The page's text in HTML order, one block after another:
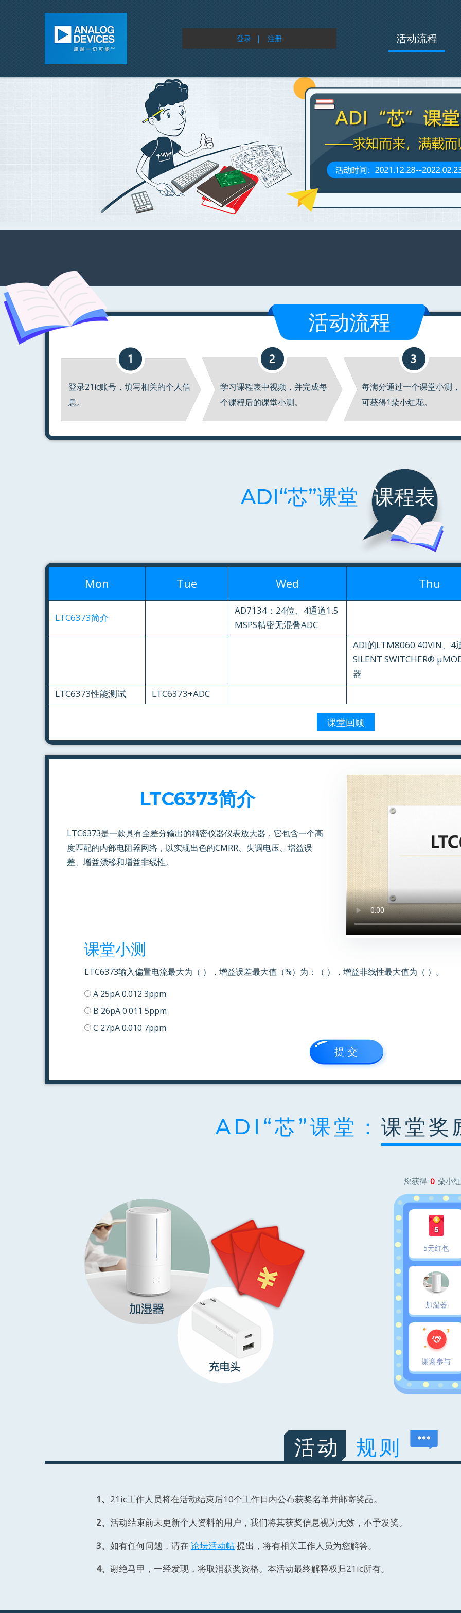
登录 | 注册 活动流程
活动流程
登录21ic账号，填写相关的个人信
息。
学习课程表中视频，并完成每
个课程后的课堂小测。
每满分通过一个课堂小测
可获得1朵小红花。
ADI“芯”课堂 课程表
Mon Tue Wed Thu
LTC6373简介
AD7134：24位、4通道1.5
MSPS精密无混叠ADC
ADI的LTM8060 40VIN、4
SILENT SWITCHER®
器
LTC6373性能测试
LTC6373+ADC
课堂回顾
LTC6373简介
LTC6373是一款具有全差分输出的精密仪器仪表放大器，它包含一个高
度匹配的内部电阻器网络，以实现出色的CMRR、失调电压、增益误
差、增益漂移和增益非线性。
课堂小测
LTC6373输入偏置电流最大为（ ），增益误差最大值（%）为：（ ），增益非线性最大值为（ ）。
A 25pA 0.012 3ppm
B 26pA 0.011 5ppm
C 27pA 0.010 7ppm
提 交
ADI“芯”课堂： 课堂奖
您获得 0 朵小
5元红包
谢谢参与
加湿器
活动 规则
1、 21ic工作人员将在活动结束后10个工作日内公布获奖名单并邮寄奖品。
2、 活动结束前未更新个人资料的用户，我们将其获奖信息视为无效，不予发奖。
3、 如有任何问题，请在 论坛活动帖提出，将有相关工作人员为您解答。
4、 谢绝马甲，一经发现，将取消获奖资格。本活动最终解释权归21ic所有。